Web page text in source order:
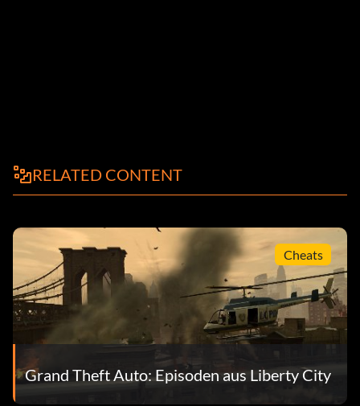
RELATED CONTENT
Cheats
Grand Theft Auto: Episoden aus Liberty City